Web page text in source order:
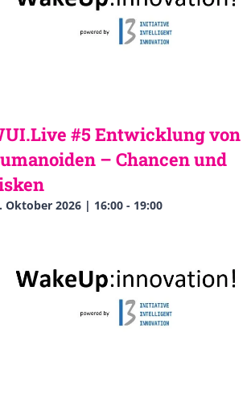
#5 Entwicklung von
– Chancen und
Oktober 2026 | 16:00- 19:00